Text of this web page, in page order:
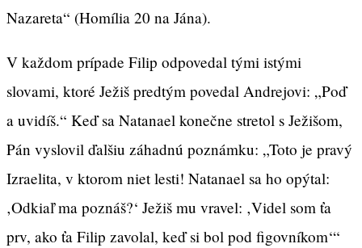
Nazareta“ (Homília 20 na Jána).
V každom prípade Filip odpovedal tými istými
slovami, ktoré Ježiš predtým povedal Andrejovi: „Poď
a uvidíš.“ Keď sa Natanael konečne stretol s Ježišom,
Pán vyslovil ďalšiu záhadnú poznámku: „Toto je pravý
Izraelita, v ktorom niet lesti! Natanael sa ho opýtal:
‚Odkiaľ ma poznáš?‘ Ježiš mu vravel: ‚Videl som ťa
prv, ako ťa Filip zavolal, keď si bol pod figovníkom‘“